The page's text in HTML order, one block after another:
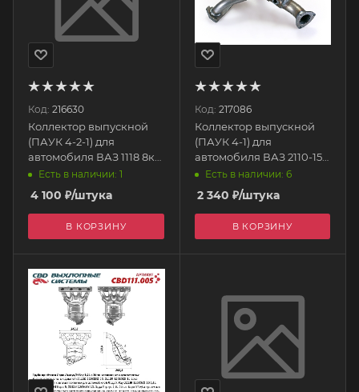
Код: 216630
Коллектор выпускной
(ПАУК 4-2-1) для
автомобиля ВАЗ 1118 8кл.
2 датчика П21 STINGER
Есть в наличии: 1
4 100 ₽/штука
В КОРЗИНУ
Код: 217086
Коллектор выпускной
(ПАУК 4-1) для
автомобиля ВАЗ 2110-15-
70 8кл, 1 датчик. 21100-
1203008-98 Avtostandart
Есть в наличии: 6
2 340 ₽/штука
В КОРЗИНУ